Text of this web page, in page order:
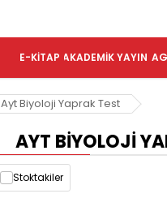
AKADEMIK YAYIN
E-KITAP
Ayt Biyoloji Yaprak Test
AYT BIYOLOJI
Stoktakiler